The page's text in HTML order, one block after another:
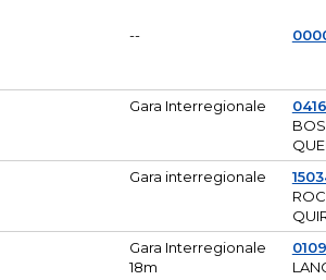
--
Gara Interregionale
Gara interregionale
Gara Interregionale
18m